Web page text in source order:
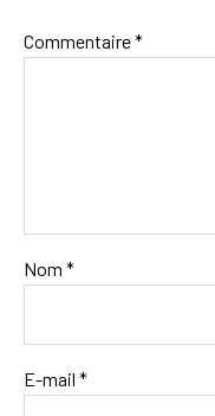
Commentaire*
Nom *
E-mail *